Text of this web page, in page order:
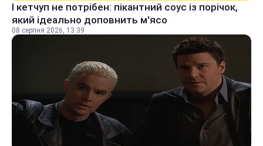
І кетчуп не потрібен: пікантний соус із порічок,
який ідеально доповнить м'ясо
08 серпня 2026, 13:39